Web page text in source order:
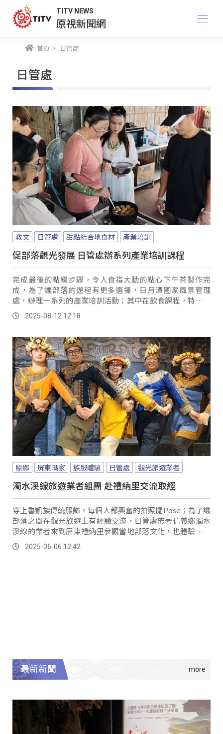
TITV NEWS
原視新聞網
首頁 日管處
日管處
教文 日管處 甜點結合地食材 產業培訓
促部落觀光發展 日管處辦系列產業培訓課程
完成最後的點綴步驟，令人食指大動的點心下午茶製作完
成，為了讓部落的遊程有更多選擇，日月潭國家風景管理
處，辦理一系列的產業培訓活動；其中在飲食課程，特別以
甜點類為主，希望未來能夠提供遊客美味的伴手禮。
2025-08-12 12:18
原鄉 屏東瑪家 族服體驗 日管處 觀光旅遊業者
濁水溪線旅遊業者組團 赴禮納里交流取經
穿上魯凱族傳統服飾，每個人都興奮的拍照擺Pose；為了讓
部落之間在觀光旅遊上有經驗交流，日管處帶著信義鄉濁水
溪線的業者來到屏東禮納里參觀當地部落文化，也體驗遊客
中心的服務。
2025-06-06 12:42
最新新聞